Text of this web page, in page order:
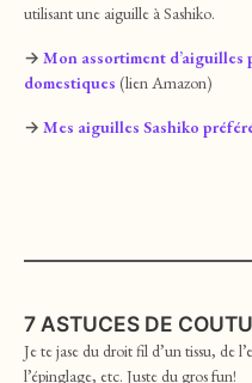
utilisant une aiguille à Sashiko.
→ Mon assortiment d’aiguilles
domestiques (lien Amazon)
→ Mes aiguilles Sashiko
7 ASTUCES DE
Je te jase du droit fil d’un tissu, de
l’épinglage, etc. Juste du gros fun!